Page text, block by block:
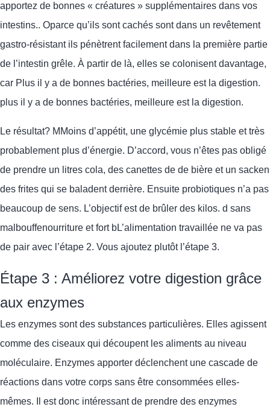
apportez de bonnes « créatures » supplémentaires dans vos
intestins.. Oparce qu’ils sont cachés sontdans un revêtement
gastro-résistant ils pénètrent facilement dans la première partie
de l’intestin grêle. À partir de là, elles se colonisent davantage,
car Plus il y a de bonnes bactéries, meilleure est la digestion.
plus il y a de bonnes bactéries, meilleure est la digestion.
Le résultat? M Moins d’appétit, une glycémie plus stable et très
probablement plus d’énergie. D’accord, vous n’êtes pas obligé
de prendre un litres cola, des canettes de de bière et un sacken
des frites qui se baladent derrière. Ensuite probiotiques n’a pas
beaucoup de sens. L’objectif est de brûler des kilos. d sans
malbouffenourriture et fort bL’alimentation travaillée ne va pas
de pair avec l’étape 2. Vous ajoutez plutôt l’étape 3.
Étape 3 : Améliorez votre digestion grâce
aux enzymes
Les enzymes sont des substances particulières. Elles agissent
comme des ciseaux qui découpent les aliments au niveau
moléculaire. Enzymes apporter déclenchent une cascade de
réactions dans votre corps sans être consommées elles-
mêmes. Il est donc intéressant de prendre des enzymes